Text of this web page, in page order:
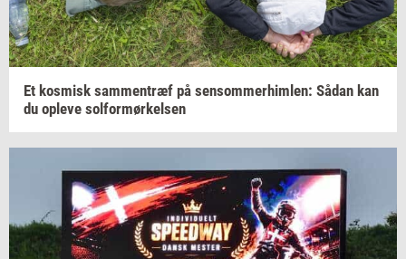
Et kos­misk sam­men­træf på sen­som­mer­him­len: Sådan kan
du op­le­ve sol­for­mør­kel­sen